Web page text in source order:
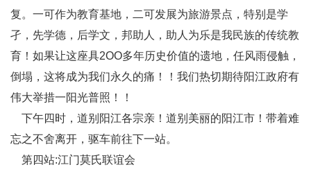
复。一可作为教育基地，二可发展为旅游景点，特别是学
孑，先学德，后学文，邦助人，助人为乐是我民族的传统教
育！如果让这座具2OO多年历史价值的遗地，任风雨侵触，
倒塌，这将成为我们永久的痛！！我们热切期待阳江政府有
伟大举措一阳光普照！！
下午四时，道别阳江各宗亲！道别美丽的阳江市！带着难
忘之不舍离开，驱车前往下一站。
第四站:江门莫氏联谊会